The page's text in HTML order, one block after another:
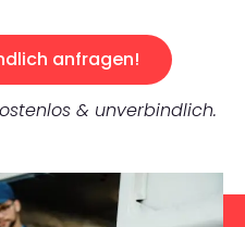
anfragen!
& unverbindlich.